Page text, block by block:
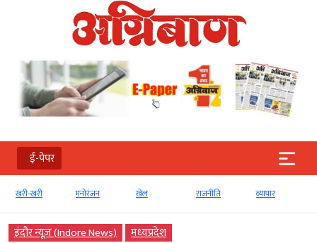
ई-पेपर
खरी-खरी मनोरंजन खेल राजनीति व्‍यापार
इंदौर न्यूज़ (Indore News) मध्‍यप्रदेश